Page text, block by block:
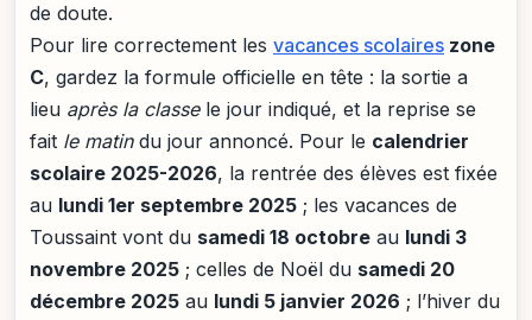
de doute.
Pour lire correctement les vacances scolaires zone
C, gardez la formule officielle en tête : la sortie a
lieu après la classele jour indiqué, et la reprise se
fait le matindu jour annoncé. Pour le calendrier
scolaire 2025-2026, la rentrée des élèves est fixée
au lundi 1er septembre 2025 ; les vacances de
Toussaint vont du samedi 18 octobre au lundi 3
novembre 2025 ; celles de Noël du samedi 20
décembre 2025 au lundi 5 janvier 2026 ; l’hiver du